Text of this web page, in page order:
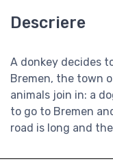
Descriere
A donkey decides
Bremen, the town
animals join in: a
to go to Bremen
road is long and